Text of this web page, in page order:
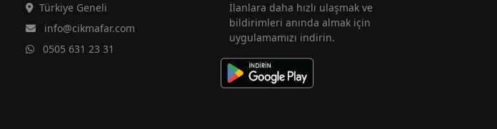
Türkiye Geneli
info@cikmafar.com
0505 631 23 31
İlanlara daha hızlı ulaşmak ve
bildirimleri anında almak için
uygulamamızı indirin.